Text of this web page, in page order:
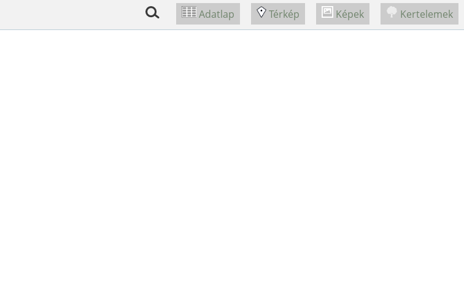
Kertelemek
Képek
Térkép
Adatlap